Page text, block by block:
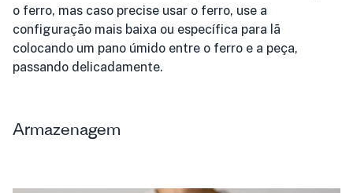
o ferro, mas caso precise usar o ferro, use a
configuração mais baixa ou específica para lã
colocando um pano úmido entre o ferro e a peça,
passando delicadamente.
Armazenagem